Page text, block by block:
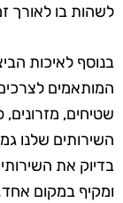
לשהות בו לאורך
בנוסף לאיכות
המותאמים לצרכים
שטיחים, מזרונים,
השירותים שלנו
בדיוק את
ומקיף במקום אחד.